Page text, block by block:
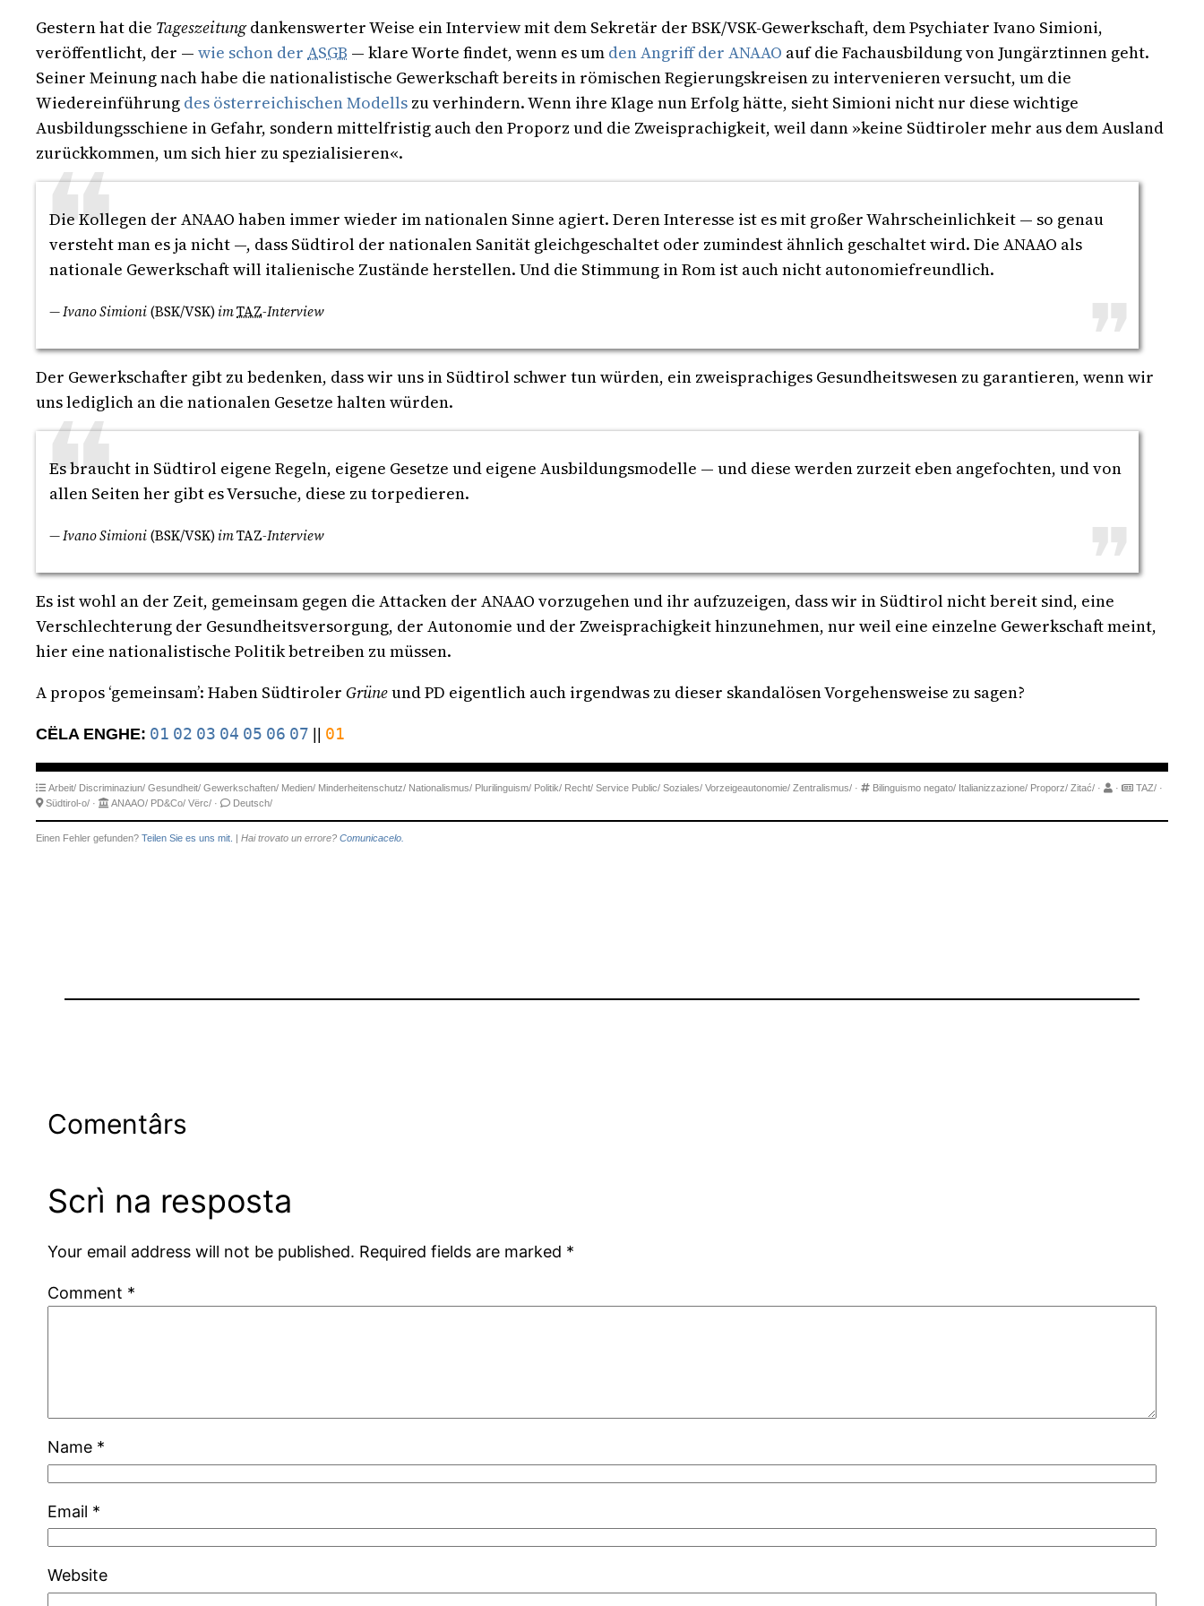
Gestern hat die Tageszeitungdankenswerter Weise ein Interview mit dem Sekretär der BSK/VSK-Gewerkschaft, dem Psychiater Ivano Simioni,
veröffentlicht, der — wie schon der ASGB — klare Worte findet, wenn es um den Angriff der ANAAO auf die Fachausbildung von Jungärztinnen geht.
Seiner Meinung nach habe die nationalistische Gewerkschaft bereits in römischen Regierungskreisen zu intervenieren versucht, um die
Wiedereinführung des österreichischen Modells zu verhindern. Wenn ihre Klage nun Erfolg hätte, sieht Simioni nicht nur diese wichtige
Ausbildungsschiene in Gefahr, sondern mittelfristig auch den Proporz und die Zweisprachigkeit, weil dann »keine Südtiroler mehr aus dem Ausland
zurückkommen, um sich hier zu spezialisieren«.
Die Kollegen der ANAAO haben immer wieder im nationalen Sinne agiert. Deren Interesse ist es mit großer Wahrscheinlichkeit — so genau
versteht man es ja nicht —, dass Südtirol der nationalen Sanität gleichgeschaltet oder zumindest ähnlich geschaltet wird. Die ANAAO als
nationale Gewerkschaft will italienische Zustände herstellen. Und die Stimmung in Rom ist auch nicht autonomiefreundlich.
— Ivano Simioni(BSK/VSK)imTAZ-Interview
Der Gewerkschafter gibt zu bedenken, dass wir uns in Südtirol schwer tun würden, ein zweisprachiges Gesundheitswesen zu garantieren, wenn wir
uns lediglich an die nationalen Gesetze halten würden.
Es braucht in Südtirol eigene Regeln, eigene Gesetze und eigene Ausbildungsmodelle — und diese werden zurzeit eben angefochten, und von
allen Seiten her gibt es Versuche, diese zu torpedieren.
— Ivano Simioni(BSK/VSK)imTAZ-Interview
Es ist wohl an der Zeit, gemeinsam gegen die Attacken der ANAAO vorzugehen und ihr aufzuzeigen, dass wir in Südtirol nicht bereit sind, eine
Verschlechterung der Gesundheitsversorgung, der Autonomie und der Zweisprachigkeit hinzunehmen, nur weil eine einzelne Gewerkschaft meint,
hier eine nationalistische Politik betreiben zu müssen.
A propos ‘gemeinsam’: Haben Südtiroler Grüneund PD eigentlich auch irgendwas zu dieser skandalösen Vorgehensweise zu sagen?
CËLA ENGHE: 01 02 03 04 05 06 07 01
Arbeit/ Discriminaziun/ Gesundheit/ Gewerkschaften/ Medien/ Minderheitenschutz/ Nationalismus/ Plurilinguism/ Politik/ Recht/ Service Public/ Soziales/ Vorzeigeautonomie/ Zentralismus/ · Bilinguismo negato/ Italianizzazione/ Proporz/ Zitać/ · · TAZ/ ·
Südtirol-o/ · ANAAO/ PD&Co/ Vërc/ · Deutsch/
Einen Fehler gefunden? Teilen Sie es uns mit. | Hai trovato un errore? Comunicacelo.
Comentârs
Scrì na resposta
Your email address will not be published. Required fields are marked *
Comment *
Name *
Email *
Website